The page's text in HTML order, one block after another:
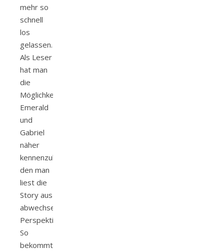
mehr so
schnell
los
gelassen.
Als Leser
hat man
die
Möglichkeit
Emerald
und
Gabriel
näher
kennenzulernen,
den man
liest die
Story aus
abwechselnder
Perspektive.
So
bekommt